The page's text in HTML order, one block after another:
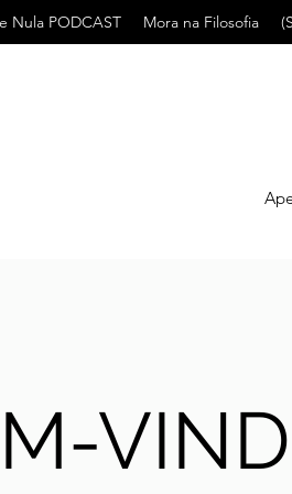
Nula PODCAST Mora na Filosofia